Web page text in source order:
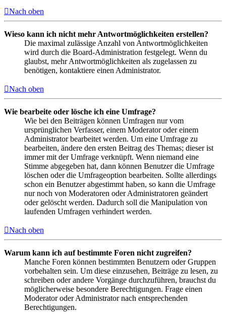
Nach oben
Wieso kann ich nicht mehr Antwortmöglichkeiten erstellen?
Die maximal zulässige Anzahl von Antwortmöglichkeiten
wird durch die Board-Administration festgelegt. Wenn du
glaubst, mehr Antwortmöglichkeiten als zugelassen zu
benötigen, kontaktiere einen Administrator.
Nach oben
Wie bearbeite oder lösche ich eine Umfrage?
Wie bei den Beiträgen können Umfragen nur vom
ursprünglichen Verfasser, einem Moderator oder einem
Administrator bearbeitet werden. Um eine Umfrage zu
bearbeiten, ändere den ersten Beitrag des Themas; dieser ist
immer mit der Umfrage verknüpft. Wenn niemand eine
Stimme abgegeben hat, dann können Benutzer die Umfrage
löschen oder die Umfrageoption bearbeiten. Sollte allerdings
schon ein Benutzer abgestimmt haben, so kann die Umfrage
nur noch von Moderatoren oder Administratoren geändert
oder gelöscht werden. Dadurch soll die Manipulation von
laufenden Umfragen verhindert werden.
Nach oben
Warum kann ich auf bestimmte Foren nicht zugreifen?
Manche Foren können bestimmten Benutzern oder Gruppen
vorbehalten sein. Um diese einzusehen, Beiträge zu lesen, zu
schreiben oder andere Vorgänge durchzuführen, brauchst du
möglicherweise besondere Berechtigungen. Frage einen
Moderator oder Administrator nach entsprechenden
Berechtigungen.